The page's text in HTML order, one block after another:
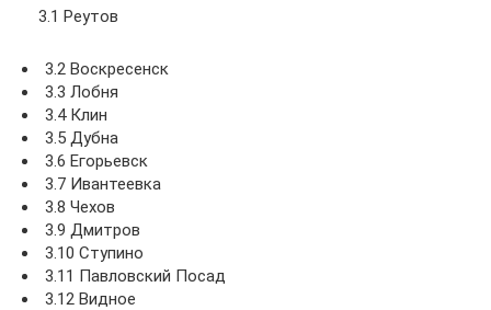
3.1 Реутов
3.2 Воскресенск
3.3 Лобня
3.4 Клин
3.5 Дубна
3.6 Егорьевск
3.7 Ивантеевка
3.8 Чехов
3.9 Дмитров
3.10 Ступино
3.11 Павловский Посад
3.12 Видное